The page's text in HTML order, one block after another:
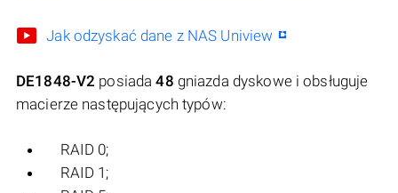
Jak odzyskać dane z NAS Uniview
DE1848-V2 posiada48 gniazda dyskowe i obsługuje
macierze następujących typów:
RAID 0;
RAID 1;